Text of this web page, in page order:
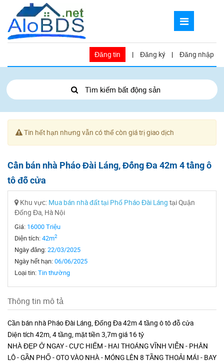
Đăng tin | Đăng ký | Đăng nhập
Tìm kiếm bất động sản
Tin hết hạn nhưng vẫn có thể còn giá trị giao dịch
Cần bán nhà Pháo Đài Láng, Đống Đa 42m 4 tầng ô
tô đỗ cửa
Khu vực: Mua bán nhà đất tại Phố Pháo Đài Láng tại Quận
Đống Đa, Hà Nội
Giá: 16000 Triệu
Diện tích:42m2
Ngày đăng:22/03/2025
Ngày hết hạn:06/06/2025
Loại tin:Tin thường
Thông tin mô tả
Cần bán nhà Pháo Đài Láng, Đống Đa 42m 4 tầng ô tô đỗ cửa
Diện tích 42m, 4 tầng, mặt tiền 3,7m giá 16 tỷ
NHÀ ĐẸP Ở NGAY - CỰC HIẾM - HAI THOÁNG VĨNH VIỄN - PHÂN
LÔ - GẦN PHỐ - OTO VÀO NHÀ - MÓNG LÊN 8 TẦNG THOẢI MÁI - BAY